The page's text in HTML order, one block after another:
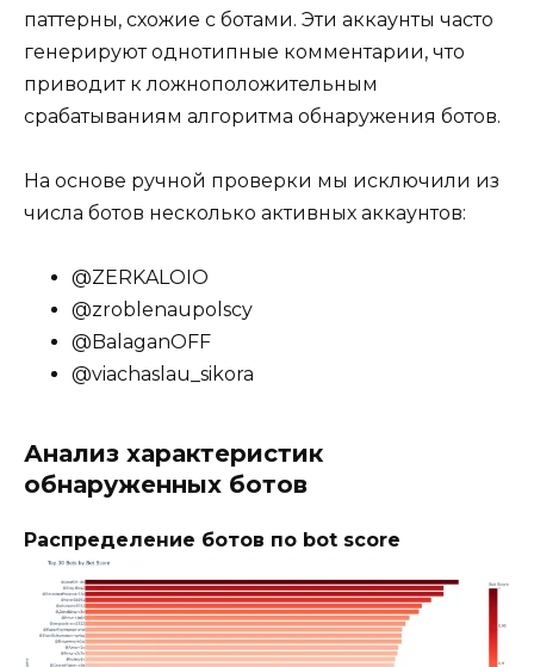
паттерны, схожие с ботами. Эти аккаунты часто
генерируют однотипные комментарии, что
приводит к ложноположительным
срабатываниям алгоритма обнаружения ботов.
На основе ручной проверки мы исключили из
числа ботов несколько активных аккаунтов:
@ZERKALOIO
@zroblenaupolscy
@BalaganOFF
@viachaslau_sikora
Анализ характеристик
обнаруженных ботов
Распределение ботов по bot score